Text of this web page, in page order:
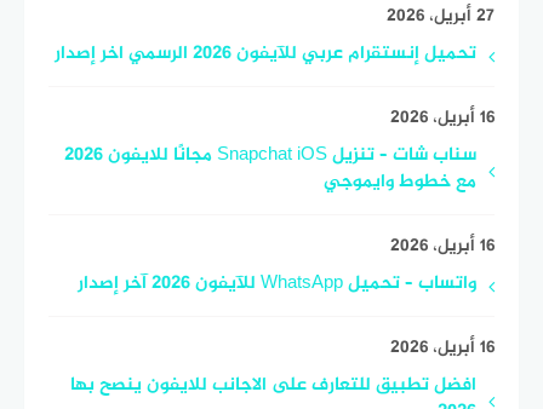
27 أبريل، 2026
تحميل إنستقرام عربي للآيفون 2026 الرسمي اخر إصدار
16 أبريل، 2026
سناب شات – تنزيل Snapchat iOS مجانًا للايفون 2026
مع خطوط وايموجي
16 أبريل، 2026
واتساب – تحميل WhatsApp للآيفون 2026 آخر إصدار
16 أبريل، 2026
افضل تطبيق للتعارف على الاجانب للايفون ينصح بها